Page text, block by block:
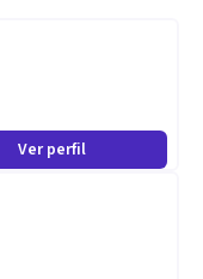
Ver perfil